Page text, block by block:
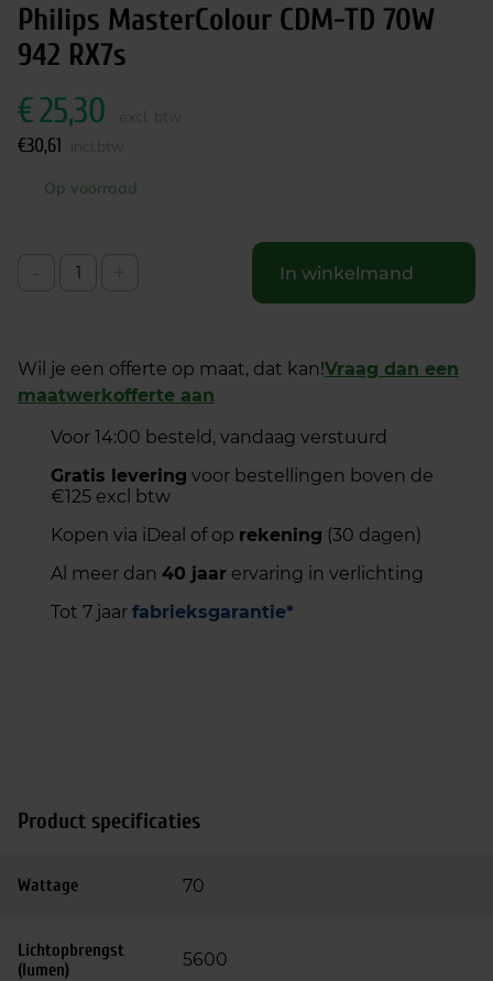
Philips MasterColour CDM-TD 70W
942 RX7s
€25,30
€30,61
Op voorraad
In winkelmand
Wil je een offerte op maat, dat kan!Vraag dan een
maatwerkofferte aan
Voor 14:00 besteld, vandaag verstuurd
Gratis levering voor bestellingen boven de
€125 excl btw
Kopen via iDeal of op rekening (30 dagen)
Al meer dan 40 jaar ervaring in verlichting
Tot 7 jaar fabrieksgarantie*
Product specificaties
Wattage 70
Lichtopbrengst
(lumen)
5600